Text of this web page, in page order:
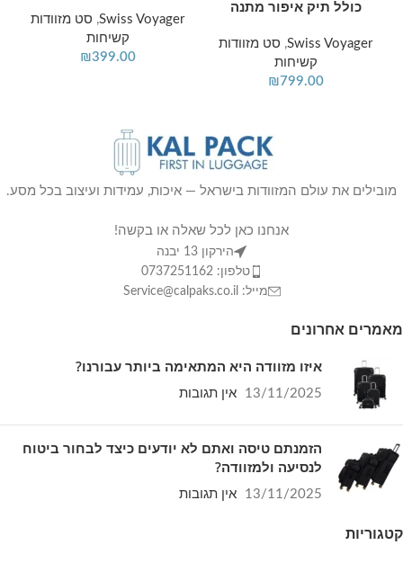
כולל תיק איפור מתנה
Swiss Voyager
, סט מזוודות
קשיחות
₪799.00
Swiss Voyager
, סט מזוודות
קשיחות
₪399.00
מובילים את עולם המזוודות בישראל — איכות, עמידות ועיצוב בכל מסע.
אנחנו כאן לכל שאלה או בקשה!
הירקון 13 יבנה
טלפון: 0737251162
מייל: Service@calpaks.co.il
מאמרים אחרונים
איזו מזוודה היא המתאימה ביותר עבורנו?
13/11/2025 אין תגובות
הזמנתם טיסה ואתם לא יודעים כיצד לבחור ביטוח
לנסיעה ולמזוודה?
13/11/2025 אין תגובות
קטגוריות